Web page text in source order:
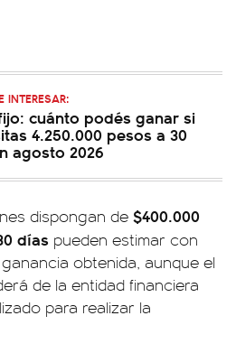
INTERESAR:
cuánto podés ganar si
4.250.000 pesos a 30
agosto 2026
dispongan de $400.000
días pueden estimar con
obtenida, aunque el
de la entidad financiera
para realizar la